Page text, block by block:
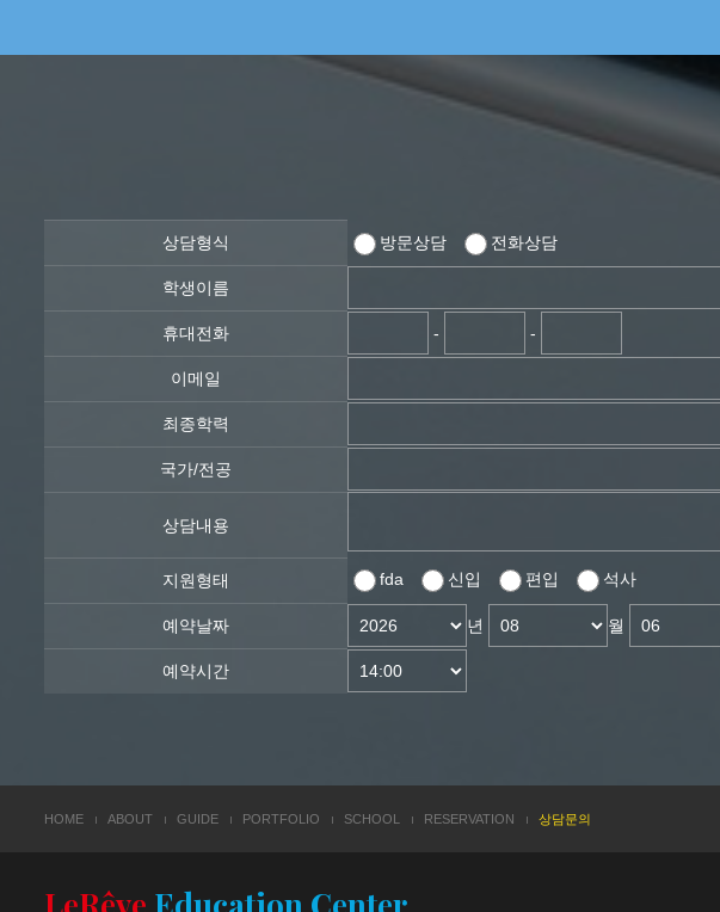
상담형식 방문상담 전화상담
학생이름
휴대전화 - -
이메일
최종학력
국가/전공
상담내용
지원형태 fda 신입 편입 석사
예약날짜 년 월
예약시간
HOME ABOUT GUIDE PORTFOLIO SCHOOL RESERVATION 상담문의